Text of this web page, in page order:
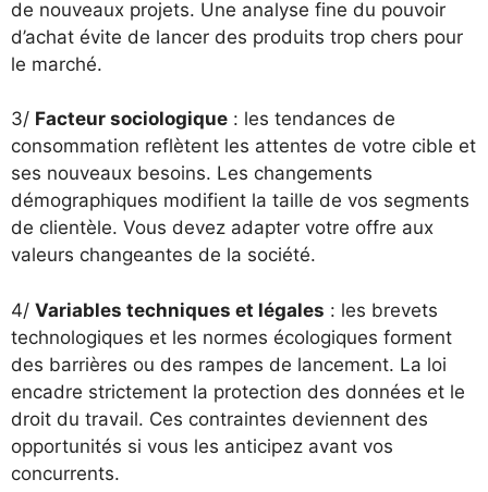
de nouveaux projets. Une analyse fine du pouvoir
d’achat évite de lancer des produits trop chers pour
le marché.
3/ Facteur sociologique : les tendances de
consommation reflètent les attentes de votre cible et
ses nouveaux besoins. Les changements
démographiques modifient la taille de vos segments
de clientèle. Vous devez adapter votre offre aux
valeurs changeantes de la société.
4/ Variables techniques et légales : les brevets
technologiques et les normes écologiques forment
des barrières ou des rampes de lancement. La loi
encadre strictement la protection des données et le
droit du travail. Ces contraintes deviennent des
opportunités si vous les anticipez avant vos
concurrents.